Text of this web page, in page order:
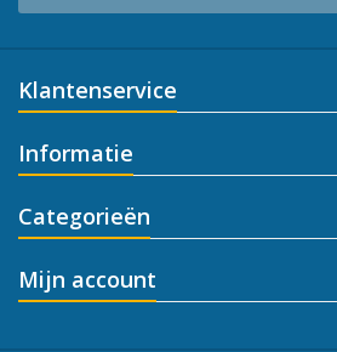
Klantenservice
Informatie
Categorieën
Mijn account